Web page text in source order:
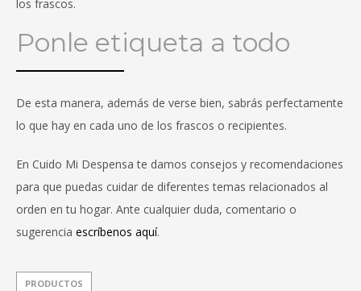
los frascos.
Ponle etiqueta a todo
De esta manera, además de verse bien, sabrás perfectamente
lo que hay en cada uno de los frascos o recipientes.
En Cuido Mi Despensa te damos consejos y recomendaciones
para que puedas cuidar de diferentes temas relacionados al
orden en tu hogar. Ante cualquier duda, comentario o
sugerencia escríbenos aquí.
PRODUCTOS